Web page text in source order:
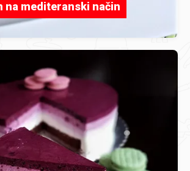
na mediteranski način